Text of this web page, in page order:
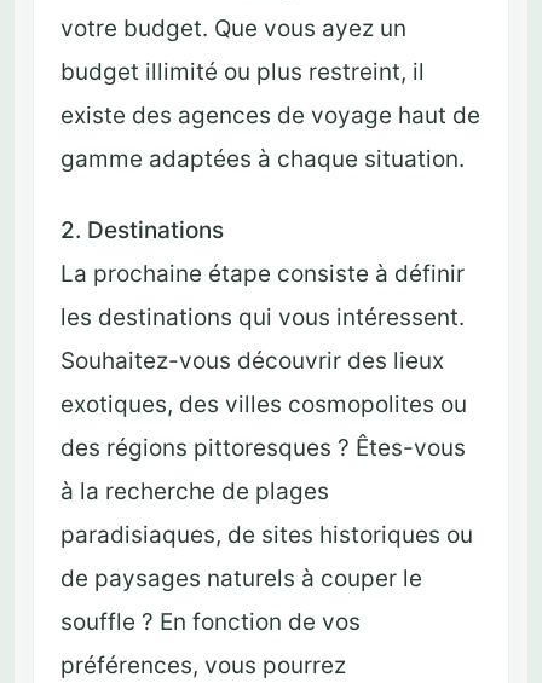
votre budget. Que vous ayez un
budget illimité ou plus restreint, il
existe des agences de voyage haut de
gamme adaptées à chaque situation.
2. Destinations
La prochaine étape consiste à définir
les destinations qui vous intéressent.
Souhaitez-vous découvrir des lieux
exotiques, des villes cosmopolites ou
des régions pittoresques ? Êtes-vous
à la recherche de plages
paradisiaques, de sites historiques ou
de paysages naturels à couper le
souffle ? En fonction de vos
préférences, vous pourrez